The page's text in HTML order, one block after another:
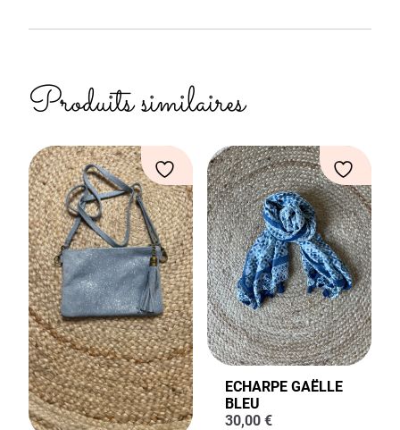
Produits similaires
ECHARPE GAËLLE
BLEU
30,00 €